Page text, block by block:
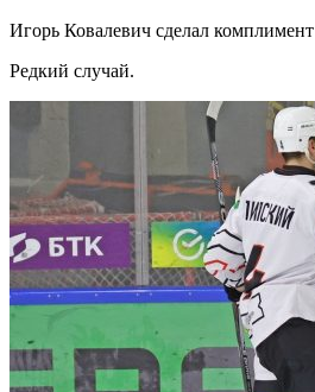
Игорь Ковалевич сделал
Редкий случай.